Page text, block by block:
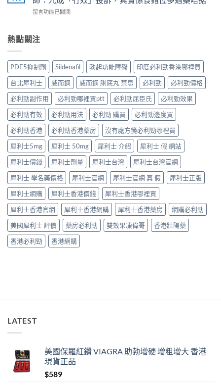
證
告
真
相，
孕
男
性
必
讀〉
中
網
實
體
醫
學
真
相
大
公
開〉
中
果、
服
印
20〉
中
用
法
作
凍
威
嘅
速
效
話
術
要
打
折
讀〉
中
在
士
5mg
食
先
有
效？
冇
效
嘅
原
因
逐
個
捉
——
藥
師：
九
成
「冇
效」
投
訴，
其
實
掂〉
留言功能已關閉
熱點關注
PDE5抑制劑 Sildenafil 勃起功能障礙
印度必利勁香港哪裡買
台北犀利士
威而鋼 威而鋼 脷底丸 禁忌 必利勁
必利勁價格
必利勁副作用
必利勁哪裡買ptt 必利勁屈臣氏
必利勁效果
必利勁有效
必利勁用法 必利勁 購買
必利勁邊度買
必利勁香港
必利勁香港藥房
沒有處方箋必利勁哪裡買
犀利士5mg
犀利士 50mg 犀利士 介紹
犀利士 假 網站
犀利士價錢
犀利士劑量 犀利士台灣
犀利士台灣官網
犀利士 學名藥價格
犀利士官網 犀利士官網 真 假
犀利士正版
犀利士網購
犀利士香港價錢
犀利士香港哪裡買
犀利士香港官網
犀利士香港網購 犀利士香港藥房
網購必利勁
美國犀利士 評價
藥房必利勁 雙效果凍偉哥
香港壯陽藥
香港必利勁
香港網購
LATEST
美國保羅紅鑽 VIAGRA 助勃增硬 增粗增大 香港
現貨正品
$589